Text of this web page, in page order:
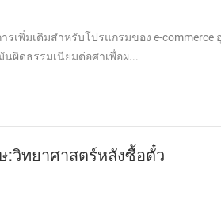
พิ่มเติมสำหรับโปรแกรมของ e-commerce
นผิดธรรมเนียมต่อศาเพื่อผ...
:วิทยาศาสตร์หลังซื้อตั๋ว